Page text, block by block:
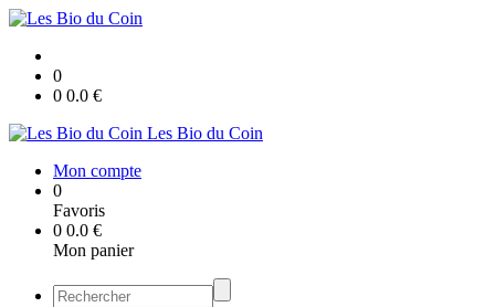
0
0 0.0 €
Les Bio du Coin
Mon compte
0
Favoris
0 0.0 €
Mon panier